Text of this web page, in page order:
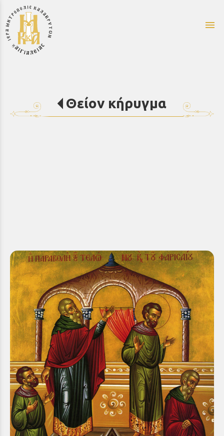
menu
Θείον κήρυγμα